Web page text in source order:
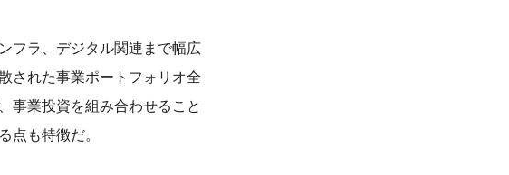
フラ、デジタル関連まで幅広
された事業ポートフォリオ全
事業投資を組み合わせること
点も特徴だ。